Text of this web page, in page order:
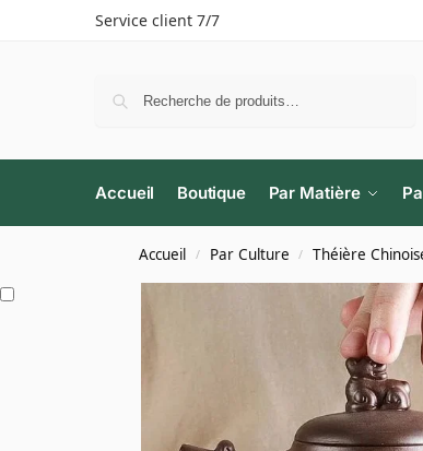
Service client 7/7
Accueil Boutique Par Matière
Accueil / Par Culture / Théière